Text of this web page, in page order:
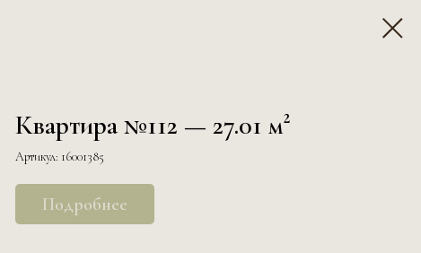
Квартира №112 — 27.01 м²
Артикул: 16001385
Подробнее